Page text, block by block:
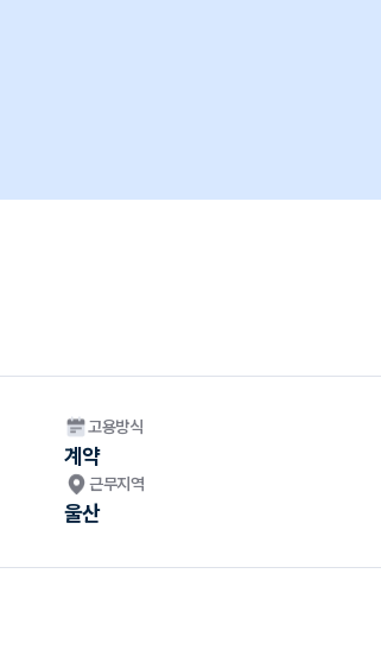
고용방식
계약
근무지역
울산